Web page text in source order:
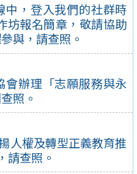
中，登入我們的社群時
坊報名簡章，敬請協助
與，請查照。
會辦理「志願服務與永
照。
人權及轉型正義教育推
請查照。